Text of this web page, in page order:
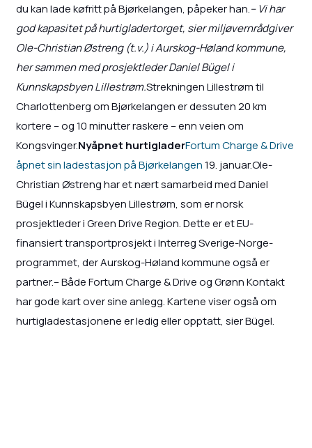
du kan lade køfritt på Bjørkelangen, påpeker han.– Vi har
god kapasitet på hurtigladertorget, sier miljøvernrådgiver
Ole-Christian Østreng (t.v.) i Aurskog-Høland kommune,
her sammen med prosjektleder Daniel Bügel i
Kunnskapsbyen Lillestrøm.Strekningen Lillestrøm til
Charlottenberg om Bjørkelangen er dessuten 20 km
kortere – og 10 minutter raskere – enn veien om
Kongsvinger.Nyåpnet hurtigladerFortum Charge & Drive
åpnet sin ladestasjon på Bjørkelangen19. januar.Ole-
Christian Østreng har et nært samarbeid med Daniel
Bügel i Kunnskapsbyen Lillestrøm, som er norsk
prosjektleder i Green Drive Region. Dette er et EU-
finansiert transportprosjekt i Interreg Sverige-Norge-
programmet, der Aurskog-Høland kommune også er
partner.– Både Fortum Charge & Drive og Grønn Kontakt
har gode kart over sine anlegg. Kartene viser også om
hurtigladestasjonene er ledig eller opptatt, sier Bügel.